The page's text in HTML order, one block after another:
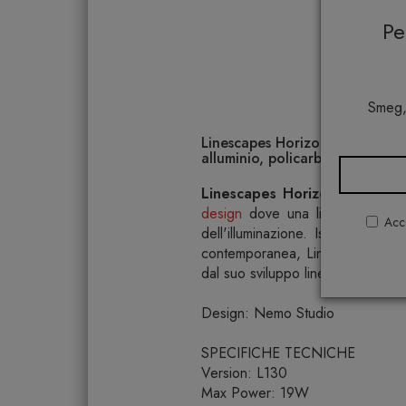
Linescapes Horizontal
alluminio, policarbonato e ABS
Linescapes Horizontal
design dove una linea
dell'illuminazione. Ispirata a
contemporanea, Linescapes è
dal suo sviluppo lineare
Design: Nemo Studio
SPECIFICHE TECNICHE
Version: L130
Max Power: 19W